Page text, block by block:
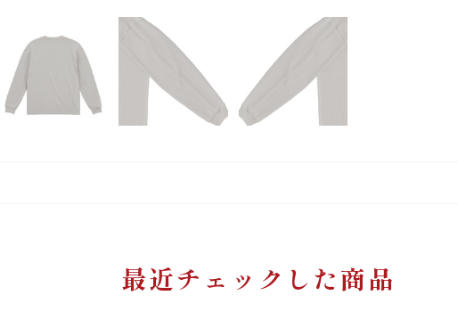
最近チェックした商品